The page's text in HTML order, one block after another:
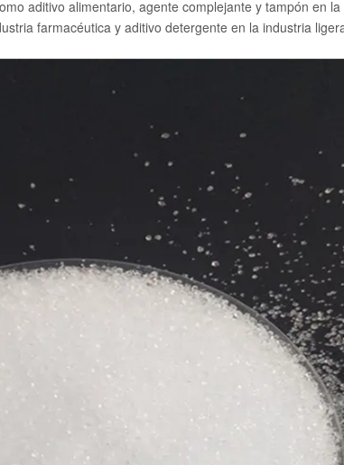
aditivo alimentario, agente complejante y tampón en
farmacéutica y aditivo detergente en la industria